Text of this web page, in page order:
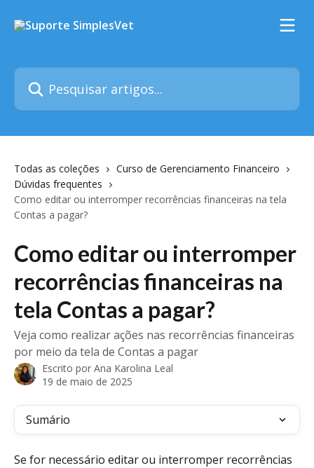
Pesquisar artigos...
Todas as coleções
Curso de Gerenciamento Financeiro
Dúvidas frequentes
Como editar ou interromper recorrências financeiras na tela
Contas a pagar?
Como editar ou interromper
recorrências financeiras na
tela Contas a pagar?
Veja como realizar ações nas recorrências financeiras
por meio da tela de Contas a pagar
Escrito por Ana Karolina Leal
19 de maio de 2025
Sumário
Se for necessário editar ou interromper recorrências